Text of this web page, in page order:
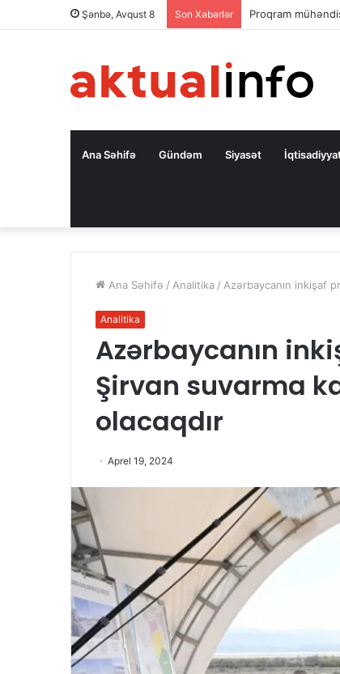
Şənbə, Avqust 8 Son Xəbərlər Səfir: Azərbaycan
Ana Səhifə Gündəm Siyasət
Ana Səhifə / Analitika / Azərbaycanın inkişaf
Analitika
Azərbaycanın
Şirvan suvarma
olacaqdır
Aprel 19, 2024